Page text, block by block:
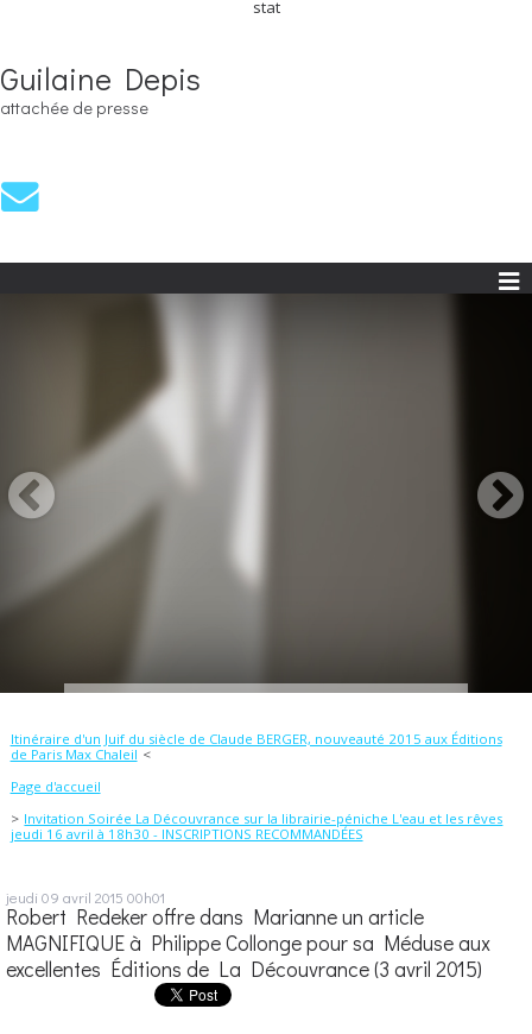
stat
Guilaine Depis
attachée de presse
Itinéraire d'un Juif du siècle de Claude BERGER, nouveauté 2015 aux Éditions
de Paris Max Chaleil
Page d'accueil
Invitation Soirée La Découvrance sur la librairie-péniche L'eau et les rêves
jeudi 16 avril à 18h30 - INSCRIPTIONS RECOMMANDÉES
jeudi 09 avril 2015 00h01
Robert Redeker offre dans Marianne un article
MAGNIFIQUE à Philippe Collonge pour sa Méduse aux
excellentes Éditions de La Découvrance (3 avril 2015)